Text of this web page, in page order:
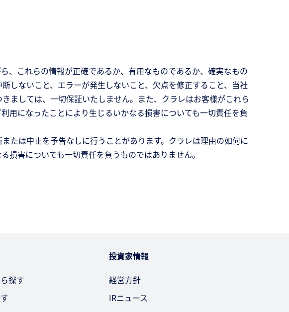
、これらの情報が正確であるか、有用なものであるか、確実なもの
しないこと、エラーが発生しないこと、欠点を修正すること、当社
ましては、一切保証いたしません。また、クラレはお客様がこれら
用になったことにより生じるいかなる損害についても一切責任を負
たは中止を予告なしに行うことがあります。クラレは理由の如何に
害についても一切責任を負うものではありません。
探す
投資家情報
経営方針
IRニュース